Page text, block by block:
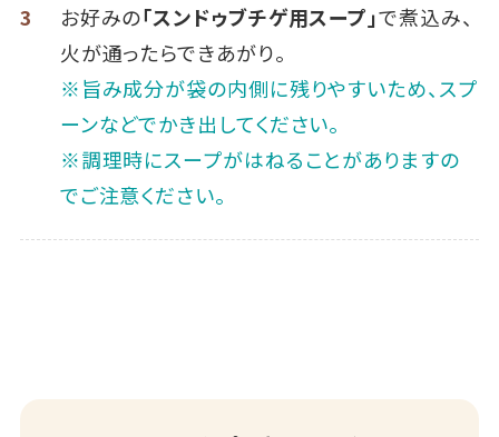
3 お好みの「スンドゥブチゲ用スープ」で煮込み、
火が通ったらできあがり。
※旨み成分が袋の内側に残りやすいため、スプ
ーンなどでかき出してください。
※調理時にスープがはねることがありますの
でご注意ください。